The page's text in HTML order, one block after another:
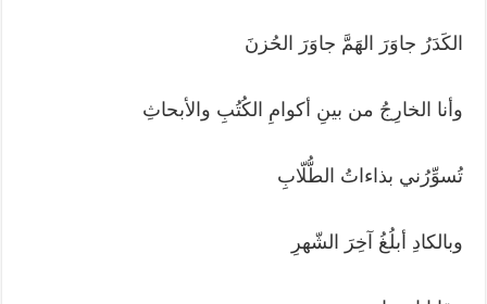
الكَدَرُ جاوَرَ الهَمَّ جاوَرَ الحُزنَ
وأنا الخارِجُ من بينِ أكوامِ الكُتُبِ والأبحاثِ
تُسوِّرُني بذاءاتُ الطُّلّابِ
وبالكادِ أبلُغُ آخِرَ الشّهرِ